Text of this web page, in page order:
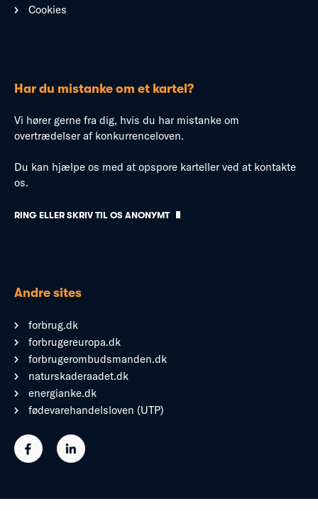
Cookies
Har du mistanke om et kartel?
Vi hører gerne fra dig, hvis du har mistanke om
overtrædelser af konkurrenceloven.
Du kan hjælpe os med at opspore karteller ved at kontakte
os.
RING ELLER SKRIV TIL OS ANONYMT
Andre sites
forbrug.dk
forbrugereuropa.dk
forbrugerombudsmanden.dk
naturskaderaadet.dk
energianke.dk
fødevarehandelsloven (UTP)